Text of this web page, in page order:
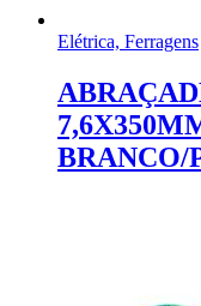
Elétrica, Ferragens
BRANCO/